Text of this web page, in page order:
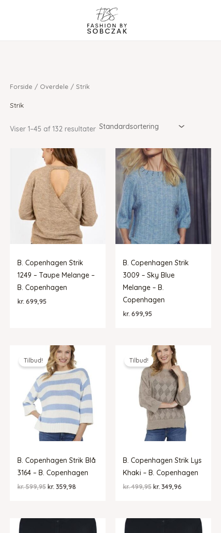
Forside / Overdele / Strik
Strik
Viser 1–45 af 132 resultater
B. Copenhagen Strik
1249 – Taupe Melange –
B. Copenhagen
kr. 699,95
B. Copenhagen Strik
3009 – Sky Blue
Melange – B.
Copenhagen
kr. 699,95
Tilbud!
B. Copenhagen Strik Blå
3164 – B. Copenhagen
kr.599,95 Den
kr. 599,95.
kr. 359,98Den
kr. 359,98.
Tilbud!
B. Copenhagen Strik Lys
Khaki – B. Copenhagen
kr.499,95 Den
kr. 499,95.
kr. 349,96Den
kr. 349,96.